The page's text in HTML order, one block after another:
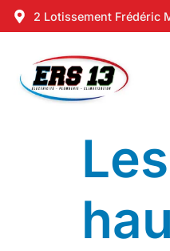
2 Lotissement Frédéric